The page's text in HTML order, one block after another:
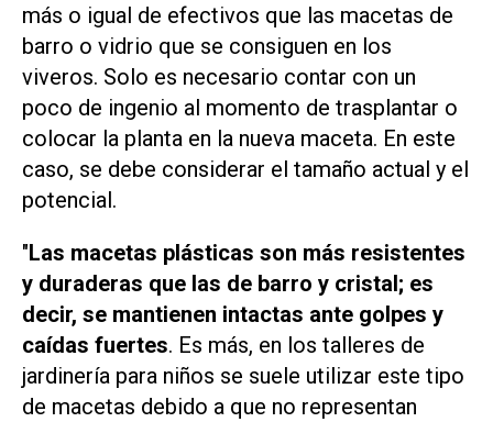
más o igual de efectivos que las macetas de
barro o vidrio que se consiguen en los
viveros. Solo es necesario contar con un
poco de ingenio al momento de trasplantar o
colocar la planta en la nueva maceta. En este
caso, se debe considerar el tamaño actual y el
potencial.
"Las macetas plásticas son más resistentes
y duraderas que las de barro y cristal; es
decir, se mantienen intactas ante golpes y
caídas fuertes. Es más, en los talleres de
jardinería para niños se suele utilizar este tipo
de macetas debido a que no representan